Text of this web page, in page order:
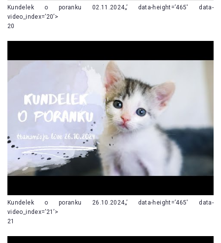
Kundelek o poranku 02.11.2024„’ data-height=’465′ data-
video_index=’20’>
20
Kundelek o poranku 26.10.2024„’ data-height=’465′ data-
video_index=’21’>
21